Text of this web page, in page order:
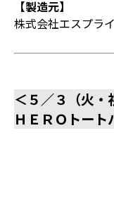
【製造元】
株式会社エスプラ
＜５／３（火
ＨＥＲＯトート